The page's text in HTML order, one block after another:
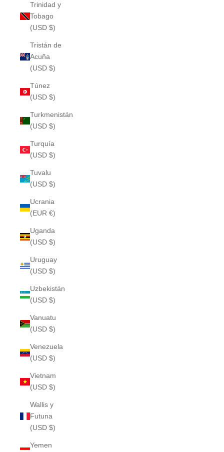
Trinidad y
Tobago
(USD $)
Tristán de
Acuña
(USD $)
Túnez
(USD $)
Turkmenistán
(USD $)
Turquía
(USD $)
Tuvalu
(USD $)
Ucrania
(EUR €)
Uganda
(USD $)
Uruguay
(USD $)
Uzbekistán
(USD $)
Vanuatu
(USD $)
Venezuela
(USD $)
Vietnam
(USD $)
Wallis y
Futuna
(USD $)
Yemen